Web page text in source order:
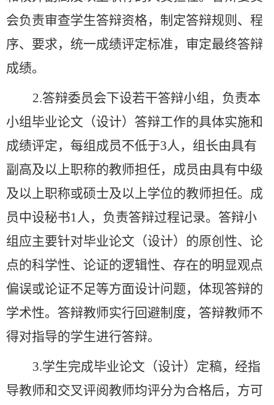
会负责审查学生答辩资格，制定答辩规则、程
序、要求，统一成绩评定标准，审定最终答辩
成绩。
2.答辩委员会下设若干答辩小组，负责本
小组毕业论文（设计）答辩工作的具体实施和
成绩评定，每组成员不低于3人，组长由具有
副高及以上职称的教师担任，成员由具有中级
及以上职称或硕士及以上学位的教师担任。成
员中设秘书1人，负责答辩过程记录。答辩小
组应主要针对毕业论文（设计）的原创性、论
点的科学性、论证的逻辑性、存在的明显观点
偏误或论证不足等方面设计问题，体现答辩的
学术性。答辩教师实行回避制度，答辩教师不
得对指导的学生进行答辩。
3.学生完成毕业论文（设计）定稿，经指
导教师和交叉评阅教师均评分为合格后， 方可